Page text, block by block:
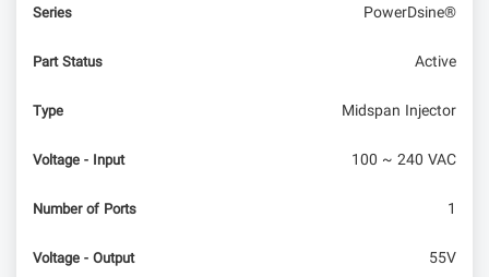
عرضه روتر OpenWrt One WiFi 6 مجهز به تراشه
Series PowerDsine®
Part Status Active
Type Midspan Injector
Voltage - Input 100 ~ 240 VAC
Number of Ports 1
Voltage - Output 55V